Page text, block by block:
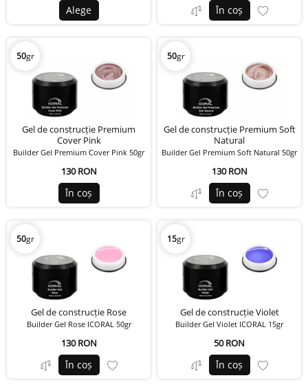
Alege În coș
50gr
Gel de construcție Premium
Cover Pink
Builder Gel Premium Cover Pink 50gr
130 RON
În coș
50gr
Gel de construcție Premium Soft
Natural
Builder Gel Premium Soft Natural 50gr
130 RON
În coș
50gr
Gel de construcție Rose
Builder Gel Rose ICORAL 50gr
130 RON
În coș
15gr
Gel de construcție Violet
Builder Gel Violet ICORAL 15gr
50 RON
În coș